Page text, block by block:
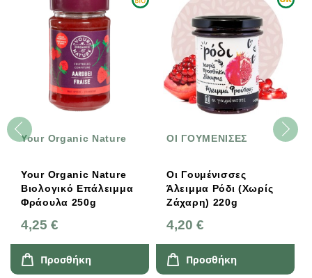
Your Organic Nature
Your Organic Nature
Βιολογικό Επάλειμμα
Φράουλα 250g
4,25 €
Προσθήκη
ΟΙ ΓΟΥΜΕΝΙΣΕΣ
Οι Γουμένισσες
Άλειμμα Ρόδι (χωρίς
Ζάχαρη) 220g
4,20 €
Προσθήκη